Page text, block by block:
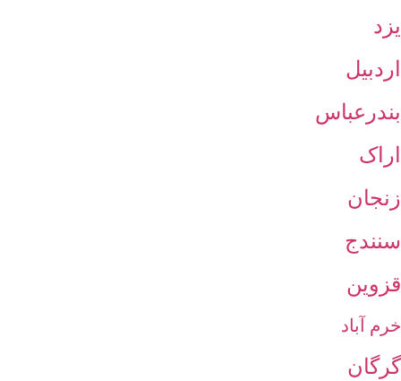
یزد
اردبیل
بندرعباس
اراک
زنجان
سنندج
قزوین
خرم آباد
گرگان